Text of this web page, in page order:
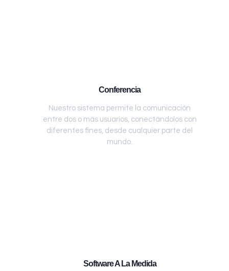
Conferencia
Nuestro sistema permite la comunicación
entre dos o más usuarios, conectándolos con
diferentes fines, desde cualquier parte del
mundo.
Software A La Medida